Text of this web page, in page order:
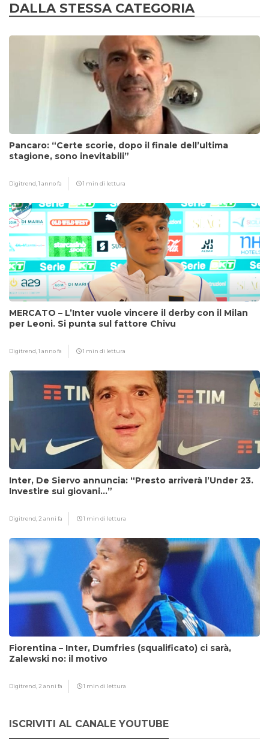
DALLA STESSA CATEGORIA
Pancaro: “Certe scorie, dopo il finale dell’ultima
stagione, sono inevitabili”
Digitrend,1 anno fa 1 min di lettura
MERCATO – L’Inter vuole vincere il derby con il Milan
per Leoni. Si punta sul fattore Chivu
Digitrend,1 anno fa 1 min di lettura
Inter, De Siervo annuncia: “Presto arriverà l’Under 23.
Investire sui giovani…”
Digitrend, 2 anni fa 1 min di lettura
Fiorentina – Inter, Dumfries (squalificato) ci sarà,
Zalewski no: il motivo
Digitrend, 2 anni fa 1 min di lettura
ISCRIVITI AL CANALE YOUTUBE